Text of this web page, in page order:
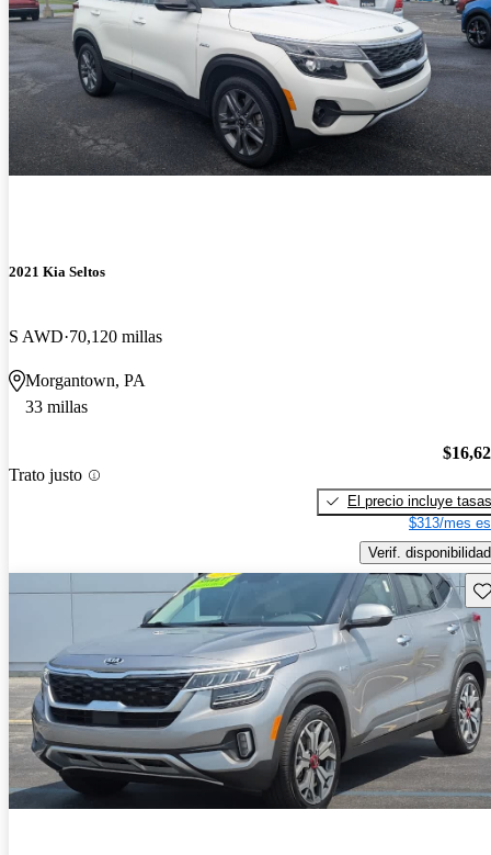
2021 Kia Seltos
S AWD 70,120 millas
Morgantown, PA
33 millas
Trato justo
El precio incluye tasas
$313/mes
Verif. disponibilidad